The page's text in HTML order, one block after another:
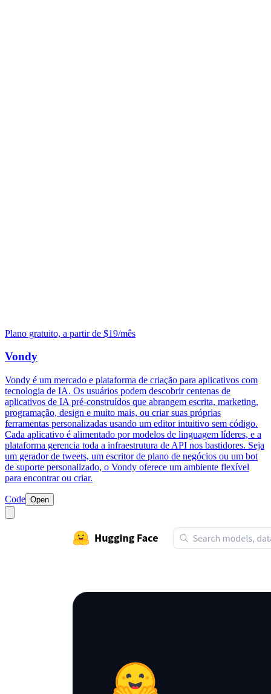
Plano gratuito, a partir de $19/mês
Vondy
Vondy é um mercado e plataforma de criação para aplicativos com
tecnologia de IA. Os usuários podem descobrir centenas de
aplicativos de IA pré-construídos que abrangem escrita, marketing,
programação, design e muito mais, ou criar suas próprias
ferramentas personalizadas usando um editor intuitivo sem código.
Cada aplicativo é alimentado por modelos de linguagem líderes, e a
plataforma gerencia toda a infraestrutura de API nos bastidores. Seja
um gerador de tweets, um escritor de plano de negócios ou um bot
de suporte personalizado, o Vondy oferece um ambiente flexível
para encontrar ou criar.
Code Open